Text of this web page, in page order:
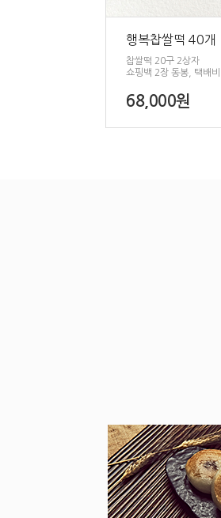
행복찹쌀떡 40개
찹쌀떡 20구 2상자
쇼핑백 2장 동봉, 택배
68,000원